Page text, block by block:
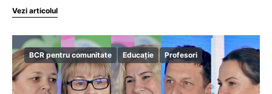
Vezi articolul
BCR pentru comunitate Educație Profesori